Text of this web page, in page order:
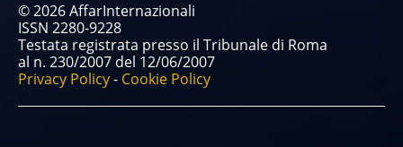
© 2026 AffarInternazionali
ISSN 2280-9228
Testata registrata presso il Tribunale di Roma
al n. 230/2007 del 12/06/2007
Privacy Policy- Cookie Policy